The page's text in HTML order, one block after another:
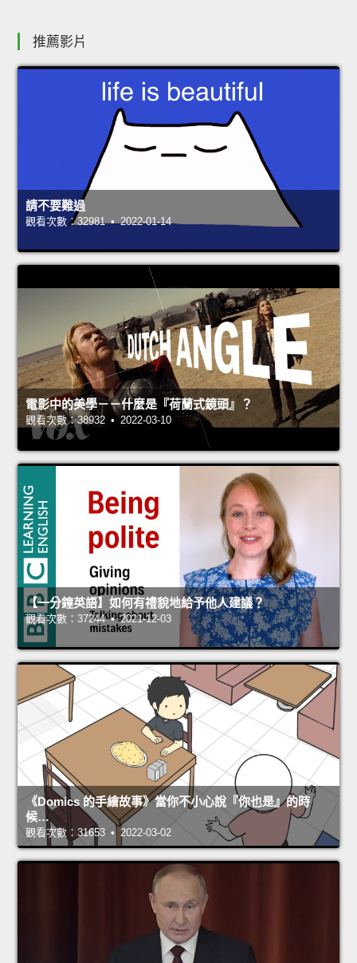
推薦影片
請不要難過
觀看次數：32981 • 2022-01-14
電影中的美學－－什麼是『荷蘭式鏡頭』？
觀看次數：38932 • 2022-03-10
【一分鐘英語】如何有禮貌地給予他人建議？
觀看次數：37244 • 2021-12-03
《Domics 的手繪故事》當你不小心說『你也是』的時
候…
觀看次數：31653 • 2022-03-02